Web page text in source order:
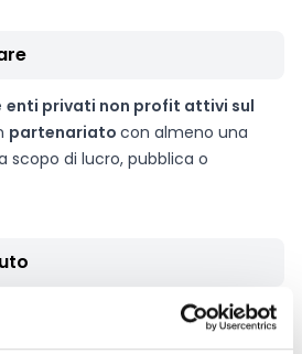
enti privati non profit attivi sul
partenariato con almeno una
scopo di lucro, pubblica o
complessiva ammonta